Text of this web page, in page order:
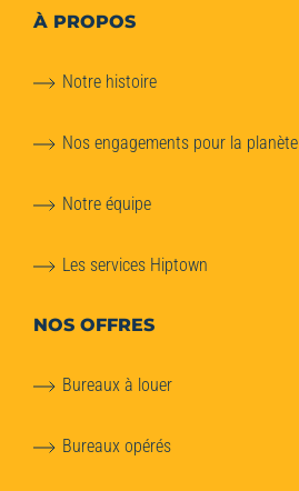
À PROPOS
Notre histoire
Nos engagements pour la planète
Notre équipe
Les services Hiptown
NOS OFFRES
Bureaux à louer
Bureaux opérés